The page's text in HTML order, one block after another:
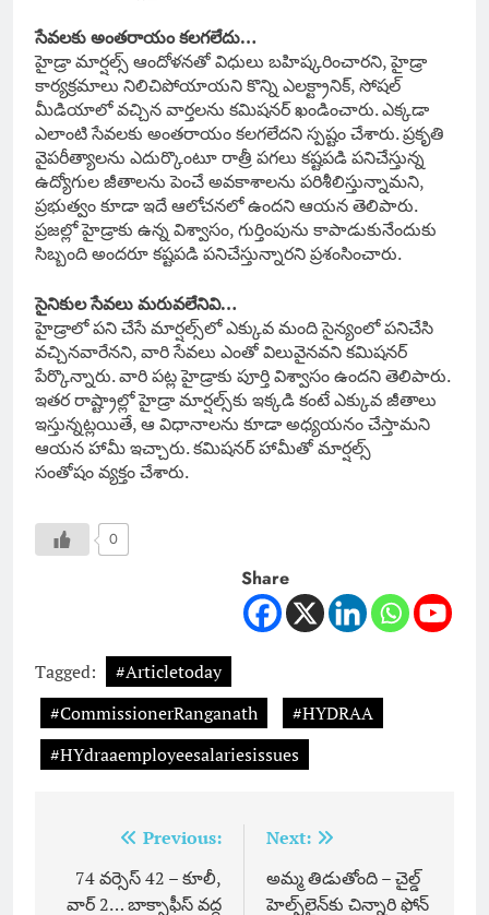
సేవలకు అంతరాయం కలగలేదు…
హైడ్రా మార్షల్స్ ఆందోళనతో విధులు బహిష్కరించారని, హైడ్రా
కార్యక్రమాలు నిలిచిపోయాయని కొన్ని ఎలక్ట్రానిక్, సోషల్
మీడియాలో వచ్చిన వార్తలను కమిషనర్ ఖండించారు. ఎక్కడా
ఎలాంటి సేవలకు అంతరాయం కలగలేదని స్పష్టం చేశారు. ప్రకృతి
వైపరీత్యాలను ఎదుర్కొంటూ రాత్రీ పగలు కష్టపడి పనిచేస్తున్న
ఉద్యోగుల జీతాలను పెంచే అవకాశాలను పరిశీలిస్తున్నామని,
ప్రభుత్వం కూడా ఇదే ఆలోచనలో ఉందని ఆయన తెలిపారు.
ప్రజల్లో హైడ్రాకు ఉన్న విశ్వాసం, గుర్తింపును కాపాడుకునేందుకు
సిబ్బంది అందరూ కష్టపడి పనిచేస్తున్నారని ప్రశంసించారు.
సైనికుల సేవలు మరువలేనివి…
హైడ్రాలో పని చేసే మార్షల్స్‌లో ఎక్కువ మంది సైన్యంలో పనిచేసి
వచ్చినవారేనని, వారి సేవలు ఎంతో విలువైనవని కమిషనర్
పేర్కొన్నారు. వారి పట్ల హైడ్రాకు పూర్తి విశ్వాసం ఉందని తెలిపారు.
ఇతర రాష్ట్రాల్లో హైడ్రా మార్షల్స్‌కు ఇక్కడి కంటే ఎక్కువ జీతాలు
ఇస్తున్నట్లయితే, ఆ విధానాలను కూడా అధ్యయనం చేస్తామని
ఆయన హామీ ఇచ్చారు. కమిషనర్ హామీతో మార్షల్స్
సంతోషం వ్యక్తం చేశారు.
0
Share
Tagged:
#Articletoday
#CommissionerRanganath
#HYDRAA
#HYdraaemployeesalariesissues
navigation
Previous:
74 వర్సెస్ 42 – కూలీ,
వార్ 2… బాక్సాఫీస్ వద్ద
Next:
అమ్మ తిడుతోంది – చైల్డ్
హెల్ప్‌లైన్‌కు చిన్నారి ఫోన్